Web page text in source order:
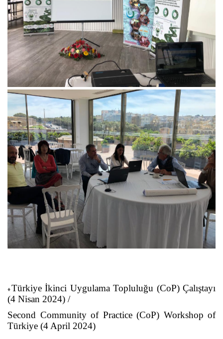
♦Türkiye İkinci Uygulama Topluluğu (CoP) Çalıştayı
(4 Nisan 2024) /
Second Community of Practice (CoP) Workshop of
Türkiye (4 April 2024)